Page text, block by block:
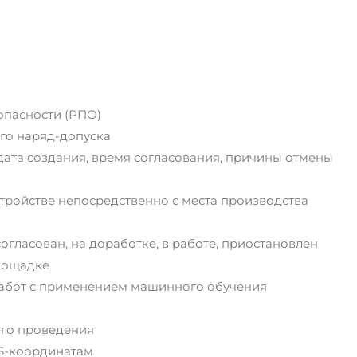
(РПО)
наряд-допуска
создания, время согласования, причины отмены
непосредственно с места производства
на доработке, в работе, приостановлен
с применением машинного обучения
проведения
координатам